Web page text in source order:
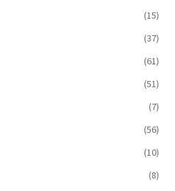
(15)
(37)
(61)
(51)
(7)
(56)
(10)
(8)